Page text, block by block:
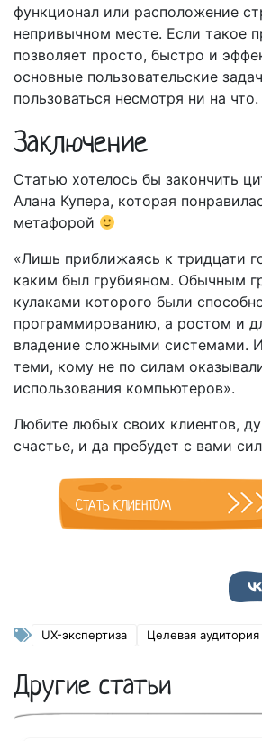
функционал или расположение
непривычном месте. Если такое
позволяет просто, быстро и
основные пользовательские
пользоваться несмотря ни на что.
Заключение
Статью хотелось бы закончить
Алана Купера, которая
метафорой
«Лишь приближаясь к тридцати
каким был грубияном. Обычным
кулаками которого были
программированию, а ростом и
владение сложными системами.
теми, кому не по силам
использования компьютеров».
Любите любых своих клиентов,
счастье, и да пребудет с вами
СТАТЬ КЛИЕНТОМ
UX-экспертиза Целевая аудитория
Другие статьи